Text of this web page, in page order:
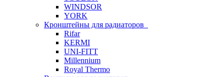
WINDSOR
YORK
Кронштейны для радиаторов
Rifar
KERMI
UNI-FITT
Millennium
Royal Thermo